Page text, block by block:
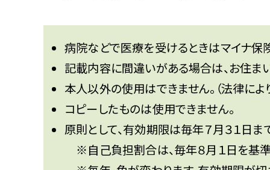
病院などで医療を受けるときはマイナ保
記載内容に間違いがある場合は、お住ま
本人以外の使用はできません。（法律によ
コピーしたものは使用できません。
原則として、有効期限は毎年７月３１日
※自己負担割合は、毎年８月１日を基